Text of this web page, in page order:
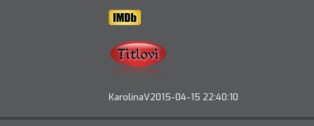
KarolinaV2015-04-15 22:40:10